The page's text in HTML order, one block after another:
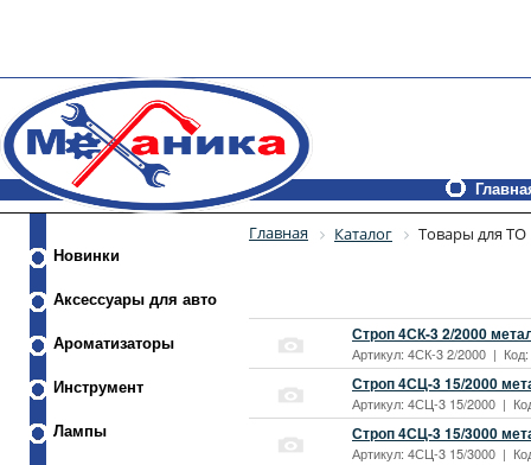
Новинки
Аксессуары для авто
Ароматизаторы
Инструмент
Лампы
Главная Каталог Товары для ТО
Строп 4СК-3 2/2000
Артикул: 4СК-3 2/2000 |
Строп 4СЦ-3 15/2000
Артикул: 4СЦ-3 15/2000 |
Строп 4СЦ-3 15/3000
Артикул: 4СЦ-3 15/3000 |